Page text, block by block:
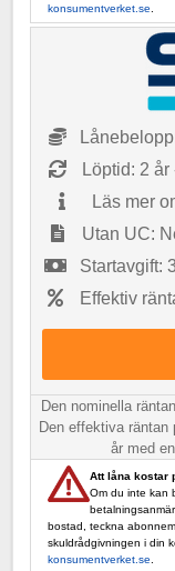
konsumentverket.se
Löptid: 2 år
Läs mer
Utan UC:
Startavgift:
Effektiv
Den nominella
Den effektiva räntan
år med
Att låna kostar
Om du inte kan
bostad, teckna
skuldrådgivningen i din
konsumentverket.se